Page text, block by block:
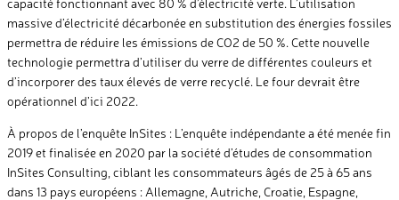
massive d’électricité décarbonée en substitution des énergies fossiles
permettra de réduire les émissions de CO2 de 50 %. Cette nouvelle
technologie permettra d’utiliser du verre de différentes couleurs et
d’incorporer des taux élevés de verre recyclé. Le four devrait être
opérationnel d’ici 2022.
À propos de l’enquête InSites : L’enquête indépendante a été menée fin
2019 et finalisée en 2020 par la société d’études de consommation
InSites Consulting, ciblant les consommateurs âgés de 25 à 65 ans
dans 13 pays européens : Allemagne, Autriche, Croatie, Espagne,